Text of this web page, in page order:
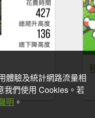
體驗及統計網路流量相
我們使用 Cookies。若
明 。